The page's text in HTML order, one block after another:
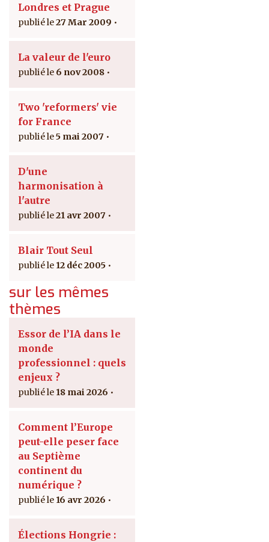
Londres et Prague
27 Mar 2009
La valeur de l'euro
6 nov 2008
Two 'reformers' vie
for France
5 mai 2007
D'une
harmonisation à
l'autre
21 avr 2007
Blair Tout Seul
12 déc 2005
sur les mêmes
thèmes
Essor de l’IA dans le
monde
professionnel : quels
enjeux ?
18 mai 2026
Comment l’Europe
peut-elle peser face
au Septième
continent du
numérique ?
16 avr 2026
Élections Hongrie :